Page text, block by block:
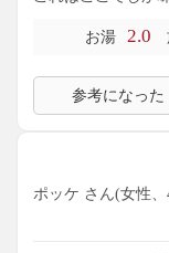
お湯 2.0
参考になった
ポッケ さん(女性、